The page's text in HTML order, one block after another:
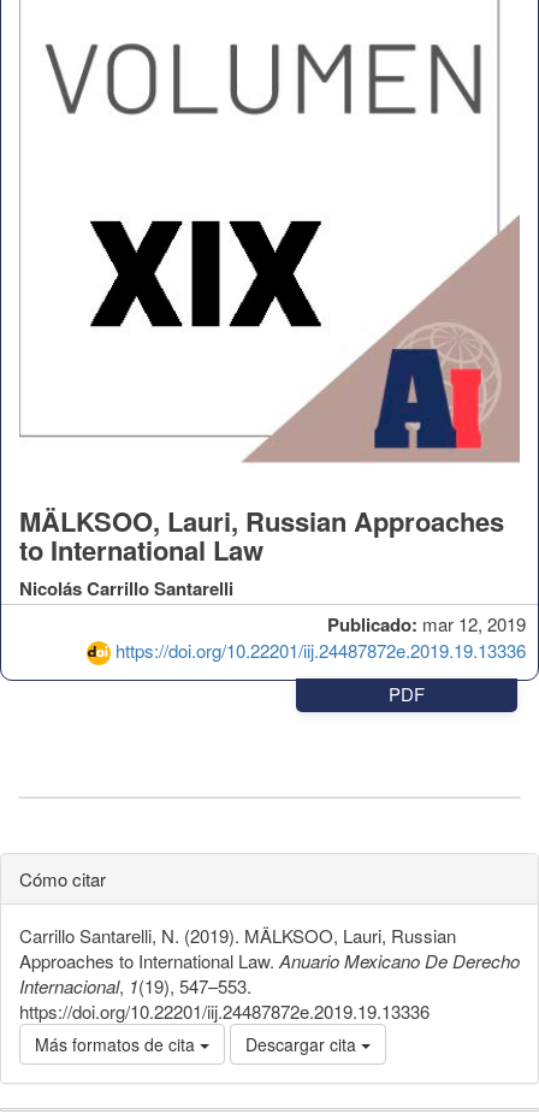
Publicado: mar 12, 2019
https://doi.org/10.22201/iij.24487872e.2019.19.13336
MÄLKSOO, Lauri, Russian Approaches
to International Law
Nicolás Carrillo Santarelli
PDF
Cómo citar
Carrillo Santarelli, N. (2019). MÄLKSOO, Lauri, Russian
Approaches to International Law. Anuario Mexicano De Derecho
Internacional, 1(19), 547–553.
https://doi.org/10.22201/iij.24487872e.2019.19.13336
Más formatos de cita Descargar cita